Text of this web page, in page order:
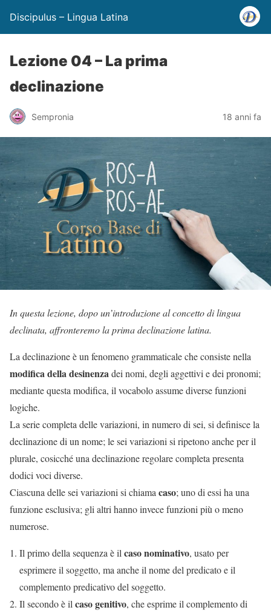
Discipulus – Lingua Latina
Lezione 04 – La prima
declinazione
Sempronia 18 anni fa
In questa lezione, dopo un’introduzione al concetto di lingua
declinata, affronteremo la prima declinazione latina.
La declinazione è un fenomeno grammaticale che consiste nella
modifica della desinenzadei nomi, degli aggettivi e dei pronomi;
mediante questa modifica, il vocabolo assume diverse funzioni
logiche.
La serie completa delle variazioni, in numero di sei, si definisce la
declinazione di un nome; le sei variazioni si ripetono anche per il
plurale, cosicché una declinazione regolare completa presenta
dodici voci diverse.
Ciascuna delle sei variazioni si chiama caso; uno di essi ha una
funzione esclusiva; gli altri hanno invece funzioni più o meno
numerose.
Il primo della sequenza è il caso nominativo, usato per
esprimere il soggetto, ma anche il nome del predicato e il
complemento predicativo del soggetto.
Il secondo è il caso genitivo, che esprime il complemento di